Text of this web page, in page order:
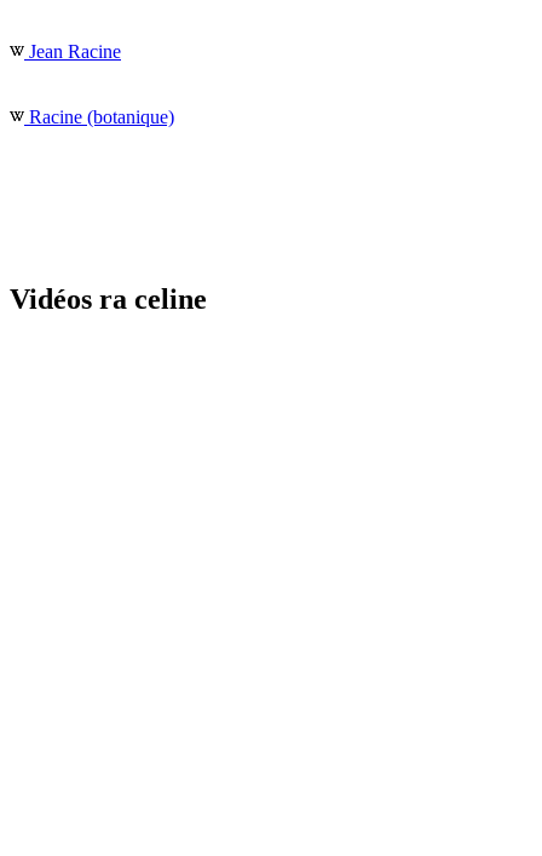
Jean Racine
Racine (botanique)
Vidéos ra celine